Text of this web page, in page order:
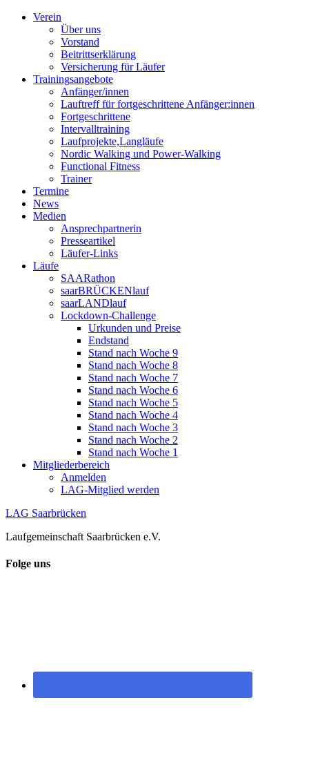
Verein
Über uns
Vorstand
Beitrittserklärung
Versicherung für Läufer
Trainingsangebote
Anfänger/innen
Lauftreff für fortgeschrittene Anfänger:innen
Fortgeschrittene
Intervalltraining
Laufprojekte,Langläufe
Nordic Walking und Power-Walking
Functional Fitness
Trainer
Termine
News
Medien
Ansprechpartnerin
Presseartikel
Läufer-Links
Läufe
SAARathon
saarBRÜCKENlauf
saarLANDlauf
Lockdown-Challenge
Urkunden und Preise
Endstand
Stand nach Woche 9
Stand nach Woche 8
Stand nach Woche 7
Stand nach Woche 6
Stand nach Woche 5
Stand nach Woche 4
Stand nach Woche 3
Stand nach Woche 2
Stand nach Woche 1
Mitgliederbereich
Anmelden
LAG-Mitglied werden
LAG Saarbrücken
Laufgemeinschaft Saarbrücken e.V.
Folge uns